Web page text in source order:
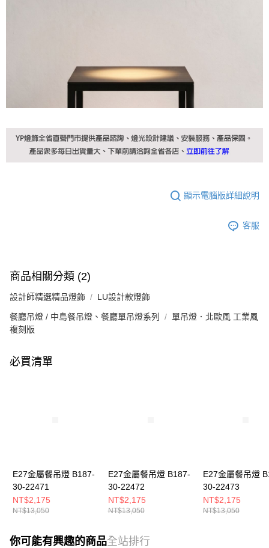
顯示電腦版詳細說明
客服
商品相關分類 (2)
設計師精選精品燈飾 LU設計款燈飾
餐廳吊燈 / 中島餐吊燈、餐廳單吊燈系列
單吊燈．北歐風 工業風
複刻版
必買清單
E27金屬餐吊燈 B187-
30-22471
NT$2,175
NT$13,050
E27金屬餐吊燈 B187-
30-22472
NT$2,175
NT$13,050
E27金屬餐吊燈
30-22473
NT$2,175
NT$13,050
你可能有興趣的商品全站排行